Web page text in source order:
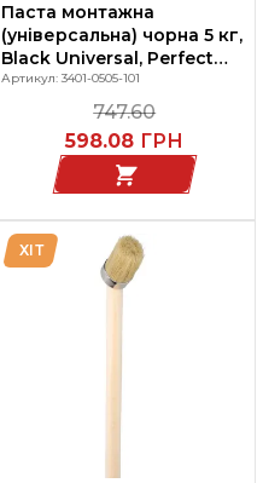
Паста монтажна
(універсальна) чорна 5 кг,
Black Universal, Perfect
Німеччина
Артикул: 3401-0505-101
747.60
598.08 ГРН
ХІТ